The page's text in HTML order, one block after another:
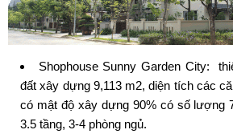
Shophouse Sunny Garden City:
đất xây dựng 9,113 m2, diện tích các
có mật độ xây dựng 90% có số lượng
3.5 tầng, 3-4 phòng ngủ.